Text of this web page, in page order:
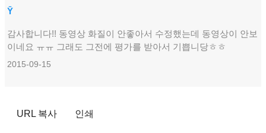
Ȳ
감사합니다!! 동영상 화질이 안좋아서 수정했는데 동영상이 안보
이네요 ㅠㅠ 그래도 그전에 평가를 받아서 기쁩니당ㅎㅎ
2015-09-15
URL 복사 인쇄